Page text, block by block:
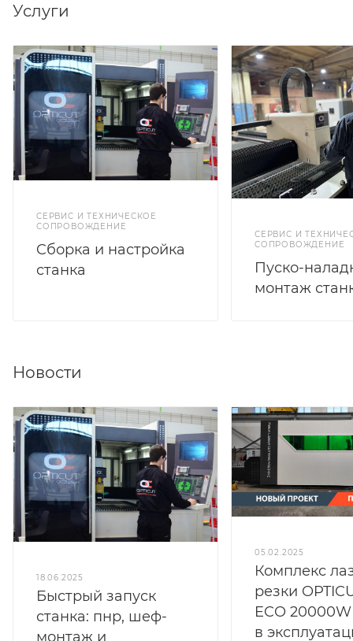
Услуги
СЕРВИС И ТЕХНИЧЕСКОЕ
СОПРОВОЖДЕНИЕ
Cборка и настройка
станка
СЕРВИС И
СОПРОВОЖДЕНИЕ
Пуско-
монтаж
Новости
18.06.2025
Быстрый запуск
станка: пнр, шеф-
монтаж и
05.02.2025
Комплекс
резки
ECO
в